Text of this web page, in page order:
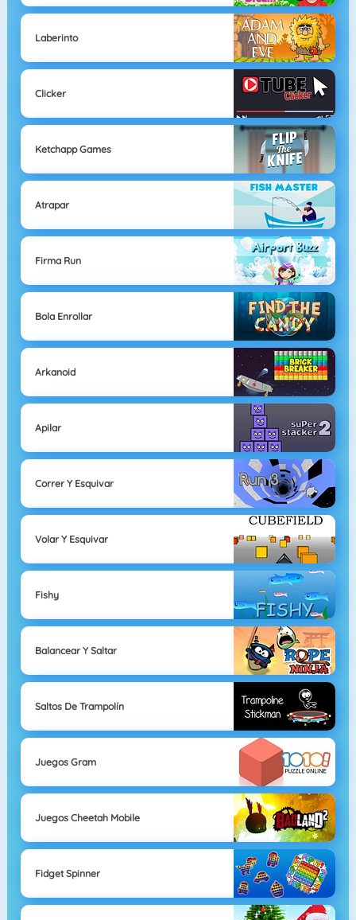
Laberinto
Clicker
Ketchapp Games
Atrapar
Firma Run
Bola Enrollar
Arkanoid
Apilar
Correr Y Esquivar
Volar Y Esquivar
Fishy
Balancear Y Saltar
Saltos De Trampolín
Juegos Gram
Juegos Cheetah Mobile
Fidget Spinner